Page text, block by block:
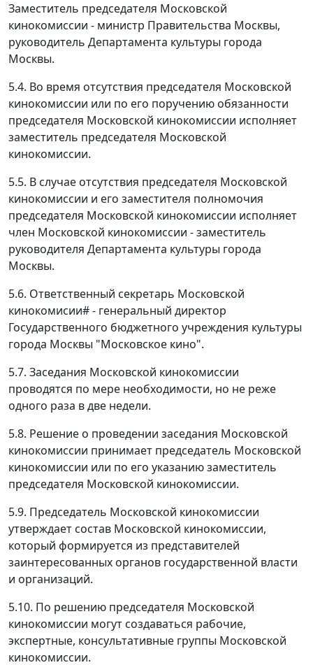
Заместитель председателя Московской
кинокомиссии - министр Правительства Москвы,
руководитель Департамента культуры города
Москвы.
5.4. Во время отсутствия председателя Московской
кинокомиссии или по его поручению обязанности
председателя Московской кинокомиссии исполняет
заместитель председателя Московской
кинокомиссии.
5.5. В случае отсутствия председателя Московской
кинокомиссии и его заместителя полномочия
председателя Московской кинокомиссии исполняет
член Московской кинокомиссии - заместитель
руководителя Департамента культуры города
Москвы.
5.6. Ответственный секретарь Московской
кинокомисии# - генеральный директор
Государственного бюджетного учреждения культуры
города Москвы "Московское кино".
5.7. Заседания Московской кинокомиссии
проводятся по мере необходимости, но не реже
одного раза в две недели.
5.8. Решение о проведении заседания Московской
кинокомиссии принимает председатель Московской
кинокомиссии или по его указанию заместитель
председателя Московской кинокомиссии.
5.9. Председатель Московской кинокомиссии
утверждает состав Московской кинокомиссии,
который формируется из представителей
заинтересованных органов государственной власти
и организаций.
5.10. По решению председателя Московской
кинокомиссии могут создаваться рабочие,
экспертные, консультативные группы Московской
кинокомиссии.